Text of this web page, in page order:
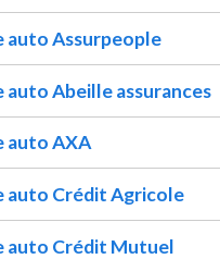
auto Assurpeople
auto Abeille assurances
auto AXA
auto Crédit Agricole
auto Crédit Mutuel